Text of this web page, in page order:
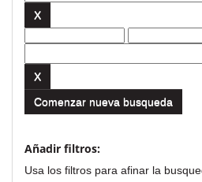
Comenzar nueva busqueda
Añadir filtros:
Usa los filtros para afinar la